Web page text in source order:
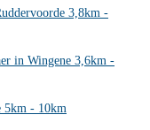
3,8km -
in Wingene 3,6km -
5km - 10km